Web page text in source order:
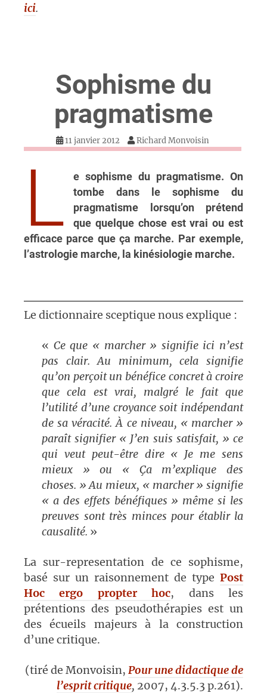
ici.
Sophisme du
pragmatisme
11 janvier 2012 Richard Monvoisin
L e sophisme du pragmatisme. On
tombe dans le sophisme du
pragmatisme lorsqu’on prétend
que quelque chose est vrai ou est
efficace parce que ça marche. Par exemple,
l’astrologie marche, la kinésiologie marche.
Le dictionnaire sceptique nous explique :
« Ce que « marcher » signifie ici n’est
pas clair. Au minimum, cela signifie
qu’on perçoit un bénéfice concret à croire
que cela est vrai, malgré le fait que
l’utilité d’une croyance soit indépendant
de sa véracité. À ce niveau, « marcher »
paraît signifier « J’en suis satisfait, » ce
qui veut peut-être dire « Je me sens
mieux » ou « Ça m’explique des
choses. » Au mieux, « marcher » signifie
« a des effets bénéfiques » même si les
preuves sont très minces pour établir la
causalité. »
La sur-representation de ce sophisme,
basé sur un raisonnement de type Post
Hoc ergo propter hoc, dans les
prétentions des pseudothérapies est un
des écueils majeurs à la construction
d’une critique.
(tiré de Monvoisin, Pour une didactique de
l’esprit critique, 2007, 4.3.5.3 p.261).